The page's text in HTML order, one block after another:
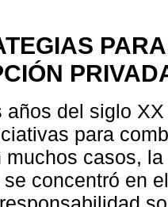
años del siglo
para
muchos casos,
concentró en